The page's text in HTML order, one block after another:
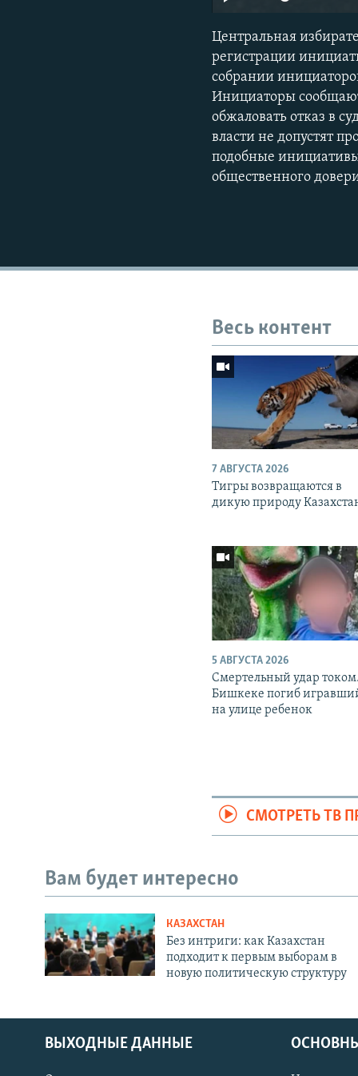
Центральная
регистрации
собрании
Инициаторы
обжаловать отказ в
власти не допустят
подобные
общественного
Весь контент
7 АВГУСТА 2026
Тигры возвращаются в
дикую природу
5 АВГУСТА 2026
Смертельный удар
Бишкеке погиб
на улице ребенок
СМОТРЕТЬ ТВ
Вам будет интересно
КАЗАХСТАН
Без интриги: как Казахстан
подходит к первым выборам в
новую политическую структуру
ВЫХОДНЫЕ ДАННЫЕ